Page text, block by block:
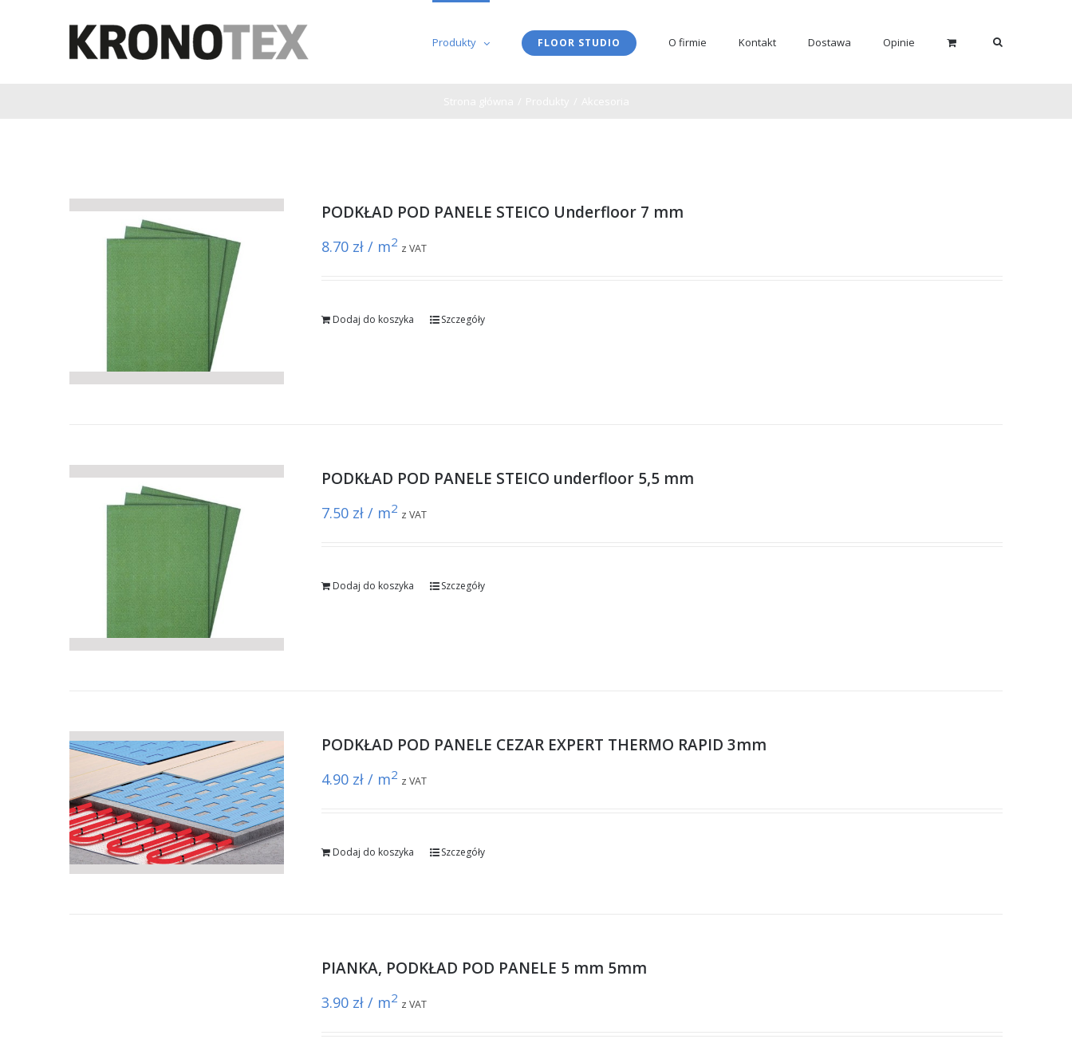
Produkty FLOOR STUDIO O firmie Kontakt Dostawa Opinie
PODKŁAD POD PANELE STEICO Underfloor 7 mm
8.70 zł / m2 z VAT
Dodaj do koszyka Szczegóły
PODKŁAD POD PANELE STEICO underfloor 5,5 mm
7.50 zł / m2 z VAT
Dodaj do koszyka Szczegóły
PODKŁAD POD PANELE CEZAR EXPERT THERMO RAPID 3mm
4.90 zł / m2 z VAT
Dodaj do koszyka Szczegóły
PIANKA, PODKŁAD POD PANELE 5 mm 5mm
3.90 zł / m2 z VAT